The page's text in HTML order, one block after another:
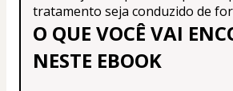
tratamento seja conduzido de
O QUE VOCÊ VAI
NESTE EBOOK